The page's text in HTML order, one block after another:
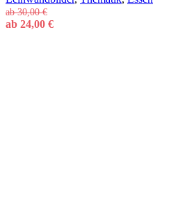
ab30,00€
ab 24,00 €